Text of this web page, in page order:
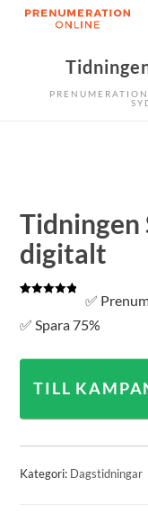
PRENUMERATION
Tidningen
digitalt
baserat på
✅
✅ Spara 75%
TILL
Kategori: Dagstidningar